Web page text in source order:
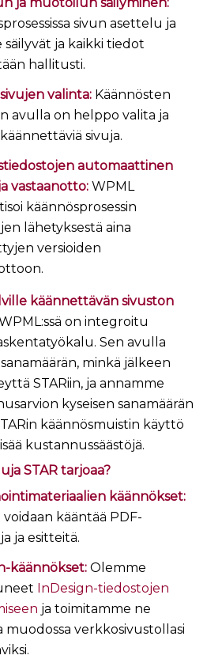
sivun asettelu ja
säilyvät ja kaikki tiedot
hallitusti.
valinta:Käännösten
avulla on helppo valita ja
sivuja.
automaattinen
vastaanotto:WPML
käännösprosessin
lähetyksestä aina
versioiden
käännettävän sivuston
on integroitu
Sen avulla
minkä jälkeen
STARiin, ja annamme
kyseisen sanamäärän
käännösmuistin käyttö
kustannussäästöjä.
STAR tarjoaa?
käännökset:
voidaan kääntää PDF-
ja esitteitä.
käännökset:Olemme
InDesign-tiedostojen
ja toimitamme ne
muodossa verkkosivustollasi